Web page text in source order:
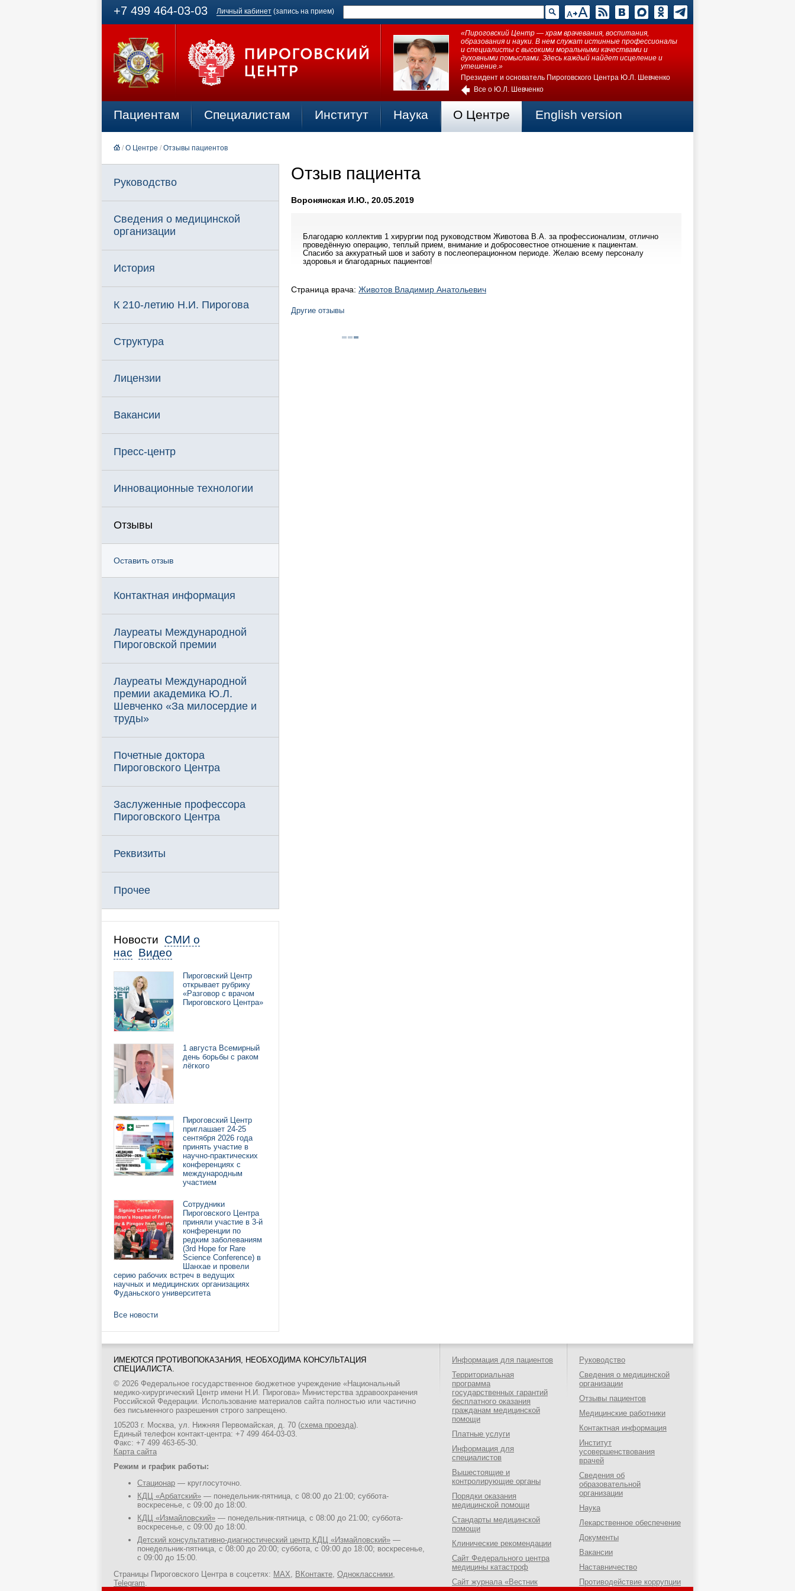
+7 499 464-03-03 Личный кабинет (запись на прием)
«Пироговский Центр — храм врачевания, воспитания,
образования и науки. В нем служат истинные профессионалы
и специалисты с высокими моральными качествами и
духовными помыслами. Здесь каждый найдет исцеление и
утешение.»
Президент и основатель Пироговского Центра Ю.Л. Шевченко
Все о Ю.Л. Шевченко
Пациентам Специалистам Институт Наука О Центре English version
/ О Центре / Отзывы пациентов
Руководство
Сведения о медицинской
организации
История
К 210-летию Н.И. Пирогова
Структура
Лицензии
Вакансии
Пресс-центр
Инновационные технологии
Отзывы
Оставить отзыв
Контактная информация
Лауреаты Международной
Пироговской премии
Лауреаты Международной
премии академика Ю.Л.
Шевченко «За милосердие и
труды»
Почетные доктора
Пироговского Центра
Заслуженные профессора
Пироговского Центра
Реквизиты
Прочее
Новости СМИ о
нас Видео
Пироговский Центр
открывает рубрику
«Разговор с врачом
Пироговского Центра»
1 августа Всемирный
день борьбы с раком
лёгкого
Пироговский Центр
приглашает 24-25
сентября 2026 года
принять участие в
научно-практических
конференциях с
международным
участием
Сотрудники
Пироговского Центра
приняли участие в 3-й
конференции по
редким заболеваниям
(3rd Hope for Rare
Science Conference) в
Шанхае и провели
серию рабочих встреч в ведущих
научных и медицинских организациях
Фуданьского университета
Все новости
Отзыв пациента
Воронянская И.Ю., 20.05.2019
Благодарю коллектив 1 хирургии под руководством Животова В.А. за профессионализм, отлично
проведённую операцию, теплый прием, внимание и добросовестное отношение к пациентам.
Спасибо за аккуратный шов и заботу в послеоперационном периоде. Желаю всему персоналу
здоровья и благодарных пациентов!
Страница врача: Животов Владимир Анатольевич
Другие отзывы
ИМЕЮТСЯ ПРОТИВОПОКАЗАНИЯ, НЕОБХОДИМА КОНСУЛЬТАЦИЯ
СПЕЦИАЛИСТА.
© 2026 Федеральное государственное бюджетное учреждение «Национальный
медико-хирургический Центр имени Н.И. Пирогова» Министерства здравоохранения
Российской Федерации. Использование материалов сайта полностью или частично
без письменного разрешения строго запрещено.
105203 г. Москва, ул. Нижняя Первомайская, д. 70 (схема проезда).
Единый телефон контакт-центра: +7 499 464-03-03.
Факс: +7 499 463-65-30.
Карта сайта
Режим и график работы:
Стационар — круглосуточно.
КДЦ «Арбатский» — понедельник-пятница, с 08:00 до 21:00; суббота-
воскресенье, с 09:00 до 18:00.
КДЦ «Измайловский» — понедельник-пятница, с 08:00 до 21:00; суббота-
воскресенье, с 09:00 до 18:00.
Детский консультативно-диагностический центр КДЦ «Измайловский» —
понедельник-пятница, с 08:00 до 20:00; суббота, с 09:00 до 18:00; воскресенье,
с 09:00 до 15:00.
Страницы Пироговского Центра в соцсетях: MAX ВКонтакте Одноклассники
Telegram
Информация для пациентов
Территориальная
программа
государственных гарантий
бесплатного оказания
гражданам медицинской
помощи
Платные услуги
Информация для
специалистов
Вышестоящие и
контролирующие органы
Порядки оказания
медицинской помощи
Стандарты медицинской
помощи
Клинические рекомендации
Сайт Федерального центра
медицины катастроф
Сайт журнала «Вестник
Руководство
Сведения о медицинской
организации
Отзывы пациентов
Медицинские работники
Контактная информация
Институт
усовершенствования
врачей
Сведения об
образовательной
организации
Наука
Лекарственное обеспечение
Документы
Вакансии
Наставничество
Противодействие коррупции